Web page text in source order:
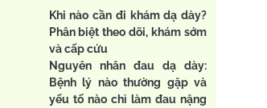
Khi nào cần đi khám dạ dày?
Phân biệt theo dõi, khám sớm
và cấp cứu
Nguyên nhân đau dạ dày:
Bệnh lý nào thường gặp và
yếu tố nào chỉ làm đau nặng